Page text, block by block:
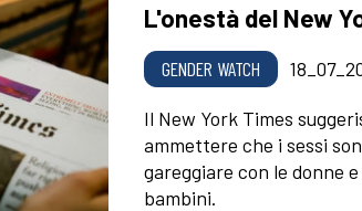
L'onestà del New
GENDER WATCH
Il New York Times
ammettere che i sessi
gareggiare con le donne
bambini.